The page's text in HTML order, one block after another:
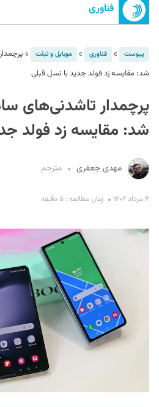
فناوری
پیوست » فناوری » موبایل و تبلت »
شد: مقایسه زد فولد جدید با نسل قبلی
پرچمدار تاشدنی‌های
شد: مقایسه زد فولد
مهدی جعفری مترجم
۴ مرداد ۱۴۰۲ زمان مطالعه : ۵ دقیقه